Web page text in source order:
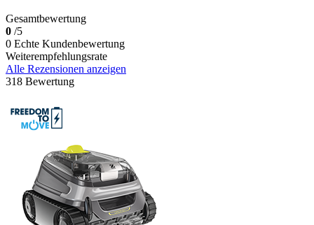
Gesamtbewertung
0 /5
0 Echte Kundenbewertung
Weiterempfehlungsrate
Alle Rezensionen anzeigen
318 Bewertung